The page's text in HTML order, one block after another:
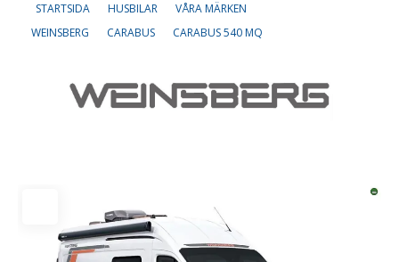
Lediga tjänster
STARTSIDA HUSBILAR
VÅRA MÄRKEN
WEINSBERG
CARABUS CARABUS 540 MQ